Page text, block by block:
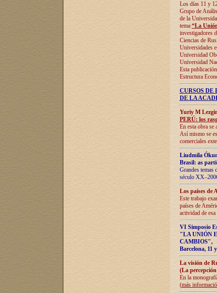
Los días 11 y
Grupo de
de la
tema “La
investigadores
Ciencias de
Universidades
Universidad
Universidad
Esta
Estructura
CURSOS
DE LA
Yuriy M
PERÚ: los
En esta obra se
Así mismo se
comerciales
Liudmila
Brasil: as
Grandes temas
século
Los países de
Este trabajo
países de
actividad de
VI Simposio
"LA UNIÓN
CAMBIOS",
Barcelona, 11
La visión de
(La
En la
(más